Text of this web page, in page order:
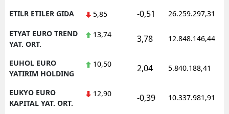
ETILR ETILER GIDA 5,85 -0,51 26.259.297,31
ETYAT EURO TREND
YAT. ORT.
13,74 3,78 12.848.146,44
EUHOL EURO
YATIRIM HOLDING
10,50 2,04 5.840.188,41
EUKYO EURO
KAPITAL YAT. ORT.
12,90 -0,39 10.337.981,91